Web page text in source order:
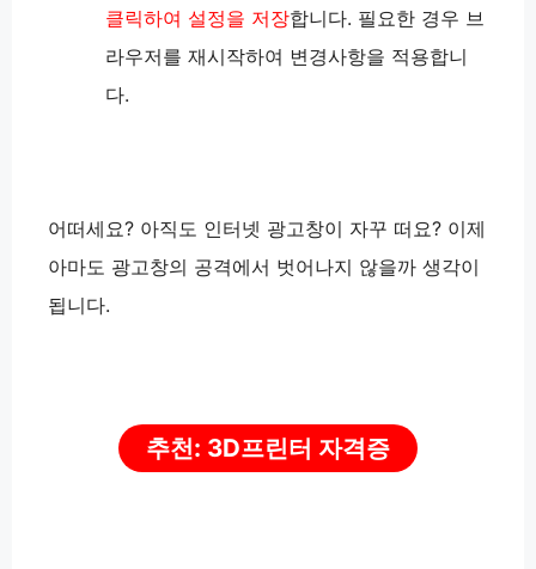
클릭하여 설정을 저장합니다. 필요한 경우 브
라우저를 재시작하여 변경사항을 적용합니
다.
어떠세요? 아직도 인터넷 광고창이 자꾸 떠요? 이제
아마도 광고창의 공격에서 벗어나지 않을까 생각이
됩니다.
추천: 3D프린터 자격증